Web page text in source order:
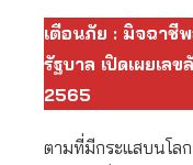
เตือนภัย : มิจฉาชี
รัฐบาล เปิดเผยเล
2565
ตามที่มีกระแสบนโล